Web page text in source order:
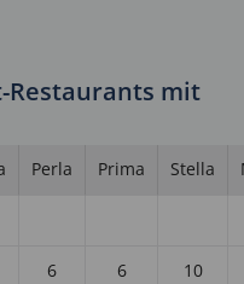
Restaurants mit
Perla Prima Stella
6 6 10